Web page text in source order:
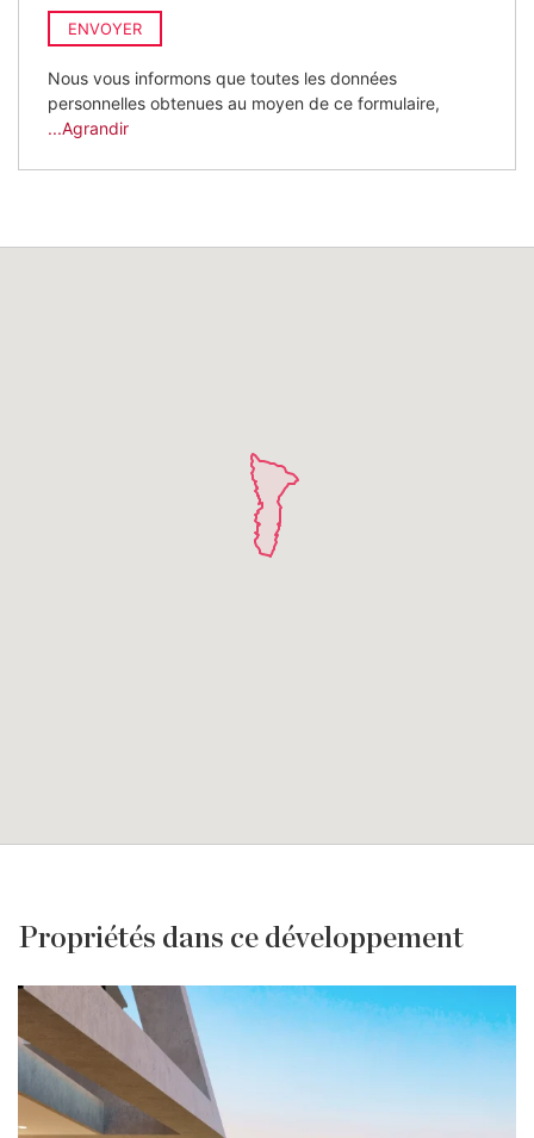
ENVOYER
Nous vous informons que toutes les données
personnelles obtenues au moyen de ce formulaire,
...Agrandir
Propriétés dans ce développement